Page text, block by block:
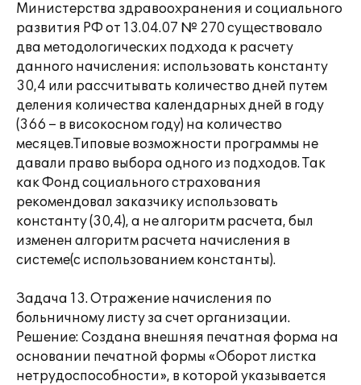
Министерства здравоохранения и социального
развития РФ от 13.04.07 № 270 существовало
два методологических подхода к расчету
данного начисления: использовать константу
30,4 или рассчитывать количество дней путем
деления количества календарных дней в году
(366 – в високосном году) на количество
месяцев.Типовые возможности программы не
давали право выбора одного из подходов. Так
как Фонд социального страхования
рекомендовал заказчику использовать
константу (30,4), а не алгоритм расчета, был
изменен алгоритм расчета начисления в
системе(с использованием константы).
Задача 13. Отражение начисления по
больничному листу за счет организации.
Решение: Создана внешняя печатная форма на
основании печатной формы «Оборот листка
нетрудоспособности», в которой указывается